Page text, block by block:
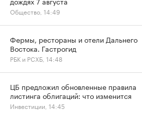
Общество, 14:49
Фермы, рестораны и отели Дальнего
Востока. Гастрогид
РБК и РСХБ, 14:48
ЦБ предложил обновленные правила
листинга облигаций: что изменится
Инвестиции, 14:45